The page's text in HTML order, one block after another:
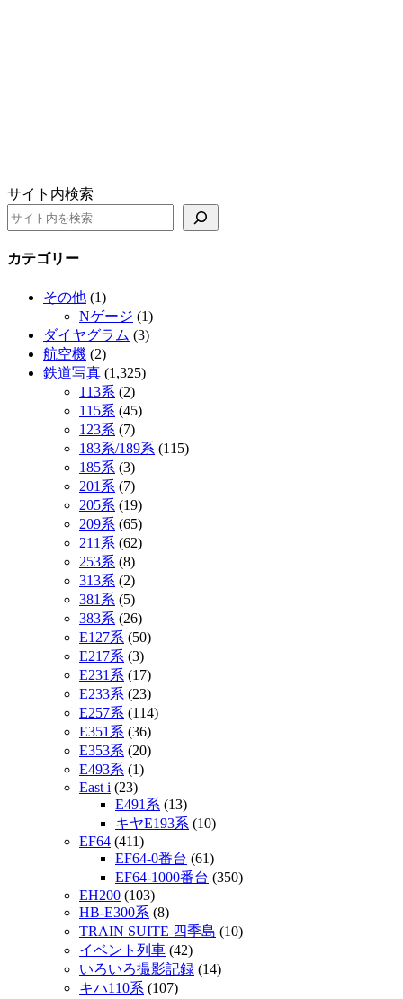
サイト内検索
カテゴリー
その他 (1)
Nゲージ (1)
ダイヤグラム (3)
航空機 (2)
鉄道写真 (1,325)
113系 (2)
115系 (45)
123系 (7)
183系/189系 (115)
185系 (3)
201系 (7)
205系 (19)
209系 (65)
211系 (62)
253系 (8)
313系 (2)
381系 (5)
383系 (26)
E127系 (50)
E217系 (3)
E231系 (17)
E233系 (23)
E257系 (114)
E351系 (36)
E353系 (20)
E493系 (1)
East i (23)
E491系 (13)
キヤE193系 (10)
EF64 (411)
EF64-0番台 (61)
EF64-1000番台 (350)
EH200 (103)
HB-E300系 (8)
TRAIN SUITE 四季島 (10)
イベント列車 (42)
いろいろ撮影記録 (14)
キハ110系 (107)